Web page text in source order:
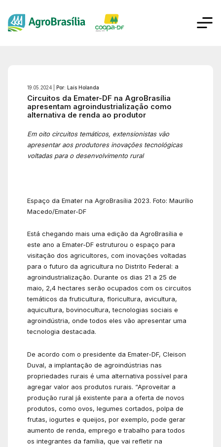
19.05.2024 | Por: Laís Holanda
Circuitos da Emater-DF na AgroBrasília
apresentam agroindustrialização como
alternativa de renda ao produtor
Em oito circuitos temáticos, extensionistas vão
apresentar aos produtores inovações tecnológicas
voltadas para o desenvolvimento rural
Espaço da Emater na AgroBrasília 2023. Foto: Maurílio
Macedo/Emater-DF
Está chegando mais uma edição da AgroBrasília e
este ano a Emater-DF estruturou o espaço para
visitação dos agricultores, com inovações voltadas
para o futuro da agricultura no Distrito Federal: a
agroindustrialização. Durante os dias 21 a 25 de
maio, 2,4 hectares serão ocupados com os circuitos
temáticos da fruticultura, floricultura, avicultura,
aquicultura, bovinocultura, tecnologias sociais e
agroindústria, onde todos eles vão apresentar uma
tecnologia destacada.
De acordo com o presidente da Emater-DF, Cleison
Duval, a implantação de agroindústrias nas
propriedades rurais é uma alternativa possível para
agregar valor aos produtos rurais. “Aproveitar a
produção rural já existente para a oferta de novos
produtos, como ovos, legumes cortados, polpa de
frutas, iogurtes e queijos, por exemplo, pode gerar
aumento de renda, emprego e trabalho para todos
os integrantes da família, que vai refletir na